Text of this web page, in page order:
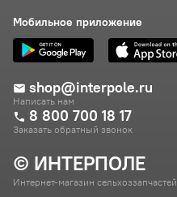
© ИНТЕРПОЛЕ
Интернет-магазин сельхоззапчастей
Мобильное приложение
shop@interpole.ru
Написать нам
8 800 700 18 17
Заказать обратный звонок